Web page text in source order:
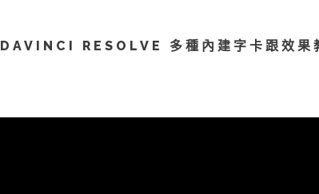
DAVINCI RESOLVE 多種內建字卡跟效果